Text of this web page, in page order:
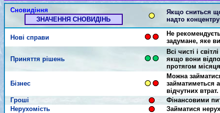
Сновидіння
ЗНАЧЕННЯ СНОВИДІНЬ
Якщо сниться
надто
Нові справи
Не
задумане, яке
Приняття рішень
Всі чисті і
якщо вони
протягом
Бізнес
Можна
займатиметься
відчутних втрат.
Гроші
Фінансовими
Нерухомість
Займатися